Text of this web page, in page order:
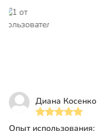
Диана Косенко
Опыт использования: